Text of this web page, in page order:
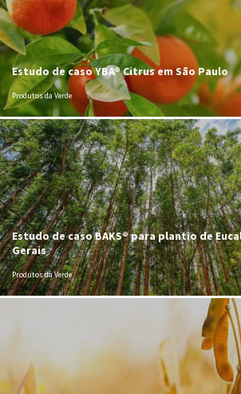
Estudo de caso YBA® Citrus em São Paulo
Produtos da Verde
Estudo de caso BAKS® para plantio de
Gerais
Produtos da Verde